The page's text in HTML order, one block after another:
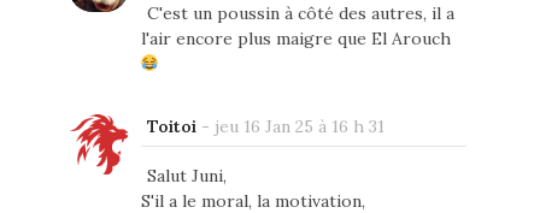
C'est un poussin à côté des autres, il a
l'air encore plus maigre que El Arouch
Toitoi - jeu 16 Jan 25 à 16 h 31
Salut Juni,
S'il a le moral, la motivation,